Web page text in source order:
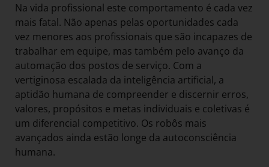
Na vida profissional este comportamento é cada vez
mais fatal. Não apenas pelas oportunidades cada
vez menores aos profissionais que são incapazes de
trabalhar em equipe, mas também pelo avanço da
automação dos postos de serviço. Com a
vertiginosa escalada da inteligência artificial, a
aptidão humana de compreender e discernir erros,
valores, propósitos e metas individuais e coletivas é
um diferencial competitivo. Os robôs mais
avançados ainda estão longe da autoconsciência
humana.